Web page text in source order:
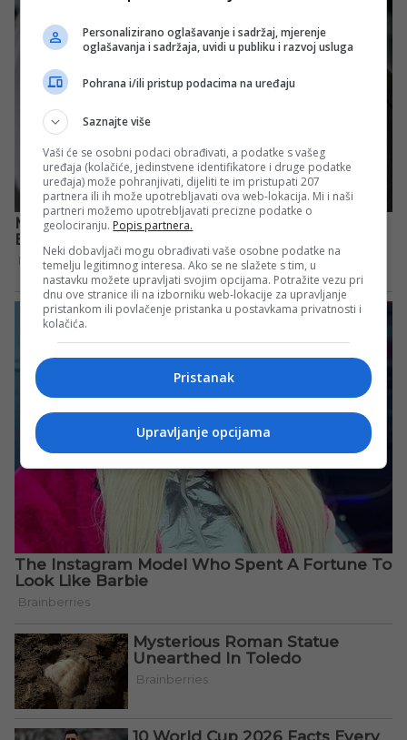
Personalizirano oglašavanje i sadržaj, mjerenje
oglašavanja i sadržaja, uvidi u publiku i razvoj usluga
Pohrana i/ili pristup podacima na uređaju
Saznajte više
Vaši će se osobni podaci obrađivati, a podatke s vašeg
uređaja (kolačiće, jedinstvene identifikatore i druge podatke
uređaja) može pohranjivati, dijeliti te im pristupati 207
partnera ili ih može upotrebljavati ova web-lokacija. Mi i naši
partneri možemo upotrebljavati precizne podatke o
geolociranju. Popis partnera.
Neki dobavljači mogu obrađivati vaše osobne podatke na
temelju legitimnog interesa. Ako se ne slažete s tim, u
nastavku možete upravljati svojim opcijama. Potražite vezu pri
dnu ove stranice ili na izborniku web-lokacije za upravljanje
pristankom ili povlačenje pristanka u postavkama privatnosti i
kolačića.
Pristanak
Upravljanje opcijama